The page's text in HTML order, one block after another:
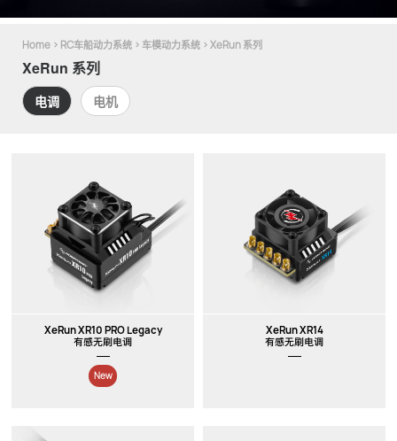
Home > RC车船动力系统 > 车模动力系统 > XeRun 系列
XeRun 系列
电调 电机
XeRun XR10 PRO Legacy
有感无刷电调
XeRun XR14
有感无刷电调